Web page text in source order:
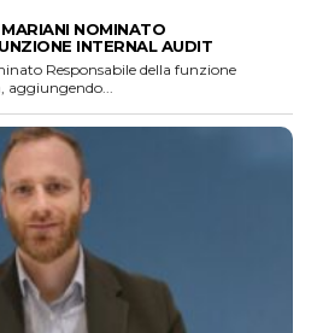
NOMINATO
INTERNAL AUDIT
Responsabile della funzione
aggiungendo...